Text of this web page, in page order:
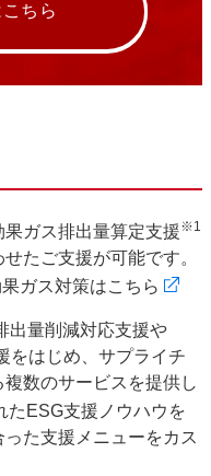
ちら
ガス排出量算定支援※1
たご支援が可能です。
ガス対策はこちら
出量削減対応支援や
をはじめ、サプライチ
数のサービスを提供し
た ESG支援ノウハウを
た支援メニューをカス